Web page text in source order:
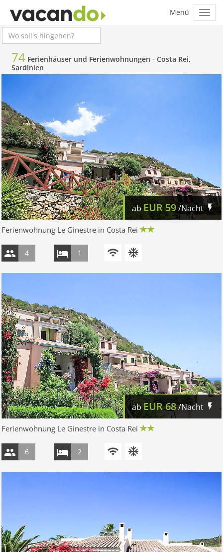
74 Ferienhäuser und Ferienwohnungen - Costa Rei,
Sardinien
abEUR59/Nacht
Ferienwohnung Le Ginestre in Costa Rei
4 1
abEUR68/Nacht
Ferienwohnung Le Ginestre in Costa Rei
6 2